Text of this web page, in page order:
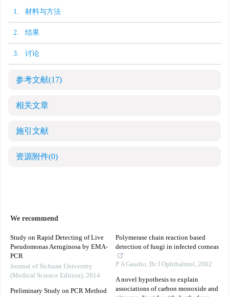
1. 材料与方法
2. 结果
3. 讨论
参考文献(17)
相关文章
施引文献
资源附件(0)
We recommend
Study on Rapid Detecting of Live
Pseudomonas Aeruginosa by EMA-
PCR
Journal of Sichuan University
(Medical Science Edition), 2014
Preliminary Study on PCR Method
Polymerase chain reaction based
detection of fungi in infected corneas
P A Gaudio, Br J Ophthalmol, 2002
A novel hypothesis to explain
associations of carbon monoxide and